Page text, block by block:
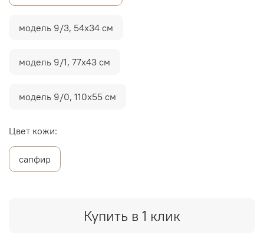
Купить в 1 клик
модель 9/3, 54х34 см
модель 9/1, 77х43 см
модель 9/0, 110х55 см
Цвет кожи:
сапфир